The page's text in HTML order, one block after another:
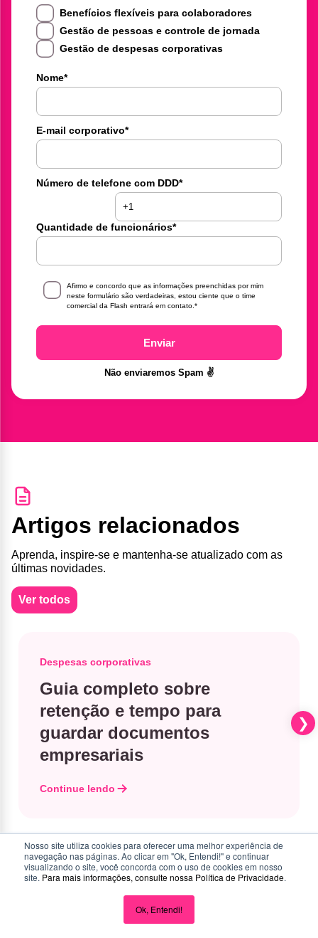
Nosso site utiliza cookies para oferecer uma melhor experiência de
navegação nas páginas. Ao clicar em "Ok, Entendi!" e continuar
visualizando o site, você concorda com o uso de cookies em nosso
site. Para mais informações, consulte nossa Política de Privacidade.
Ok, Entendi!
Benefícios flexíveis para colaboradores
Gestão de pessoas e controle de jornada
Gestão de despesas corporativas
Nome*
E-mail corporativo*
Número de telefone com DDD*
Quantidade de funcionários*
Afirmo e concordo que as informações preenchidas por mim
neste formulário são verdadeiras, estou ciente que o time
comercial da Flash entrará em contato. *
Enviar
Não enviaremos Spam ✌️
Artigos relacionados
Aprenda, inspire-se e mantenha-se atualizado com as
últimas novidades.
Ver todos
Despesas corporativas
Guia completo sobre
retenção e tempo para
guardar documentos
empresariais
Continue lendo